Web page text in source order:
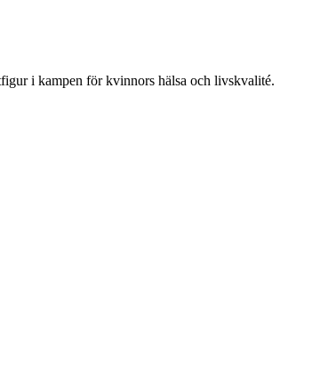
i kampen för kvinnors hälsa och livskvalité.